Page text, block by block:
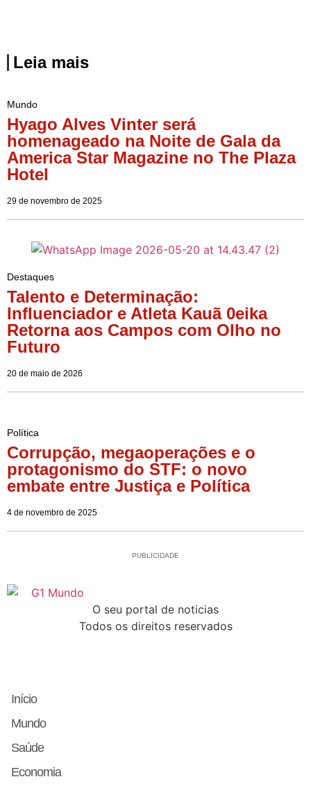
Leia mais
Mundo
Hyago Alves Vinter será
homenageado na Noite de Gala da
America Star Magazine no The Plaza
Hotel
29 de novembro de 2025
Destaques
Talento e Determinação:
Influenciador e Atleta Kauã 0eika
Retorna aos Campos com Olho no
Futuro
20 de maio de 2026
Política
Corrupção, megaoperações e o
protagonismo do STF: o novo
embate entre Justiça e Política
4 de novembro de 2025
PUBLICIDADE
O seu portal de noticias
Todos os direitos reservados
Início
Mundo
Saúde
Economia